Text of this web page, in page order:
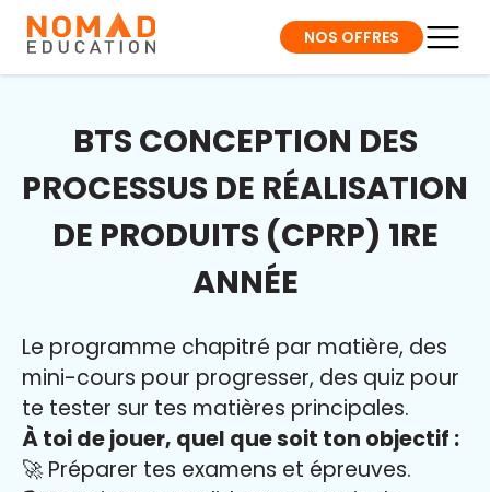
NOS OFFRES
BTS CONCEPTION DES
PROCESSUS DE RÉALISATION
DE PRODUITS (CPRP) 1RE
ANNÉE
Le programme chapitré par matière, des
mini-cours pour progresser, des quiz pour
te tester sur tes matières principales.
À toi de jouer, quel que soit ton objectif :
🚀 Préparer tes examens et épreuves.